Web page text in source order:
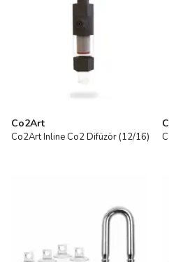
Co2Art
Co2Art Inline Co2 Difüzör (12/16)